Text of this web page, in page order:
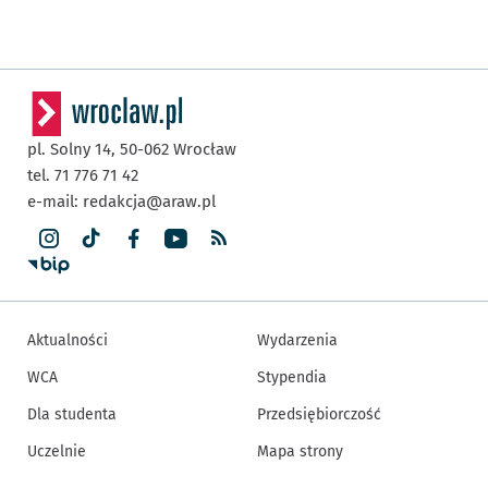
pl. Solny 14, 50-062 Wrocław
tel. 71 776 71 42
e-mail: redakcja@araw.pl
Aktualności
WCA
Dla studenta
Uczelnie
Wydarzenia
Stypendia
Przedsiębiorczość
Mapa strony